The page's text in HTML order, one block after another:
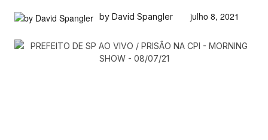
by David Spangler julho 8, 2021